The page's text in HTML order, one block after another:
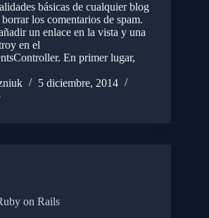
básicas de cualquier blog
los comentarios de spam.
un enlace en la vista y una
en el
En primer lugar,
5 diciembre, 2014
on Rails